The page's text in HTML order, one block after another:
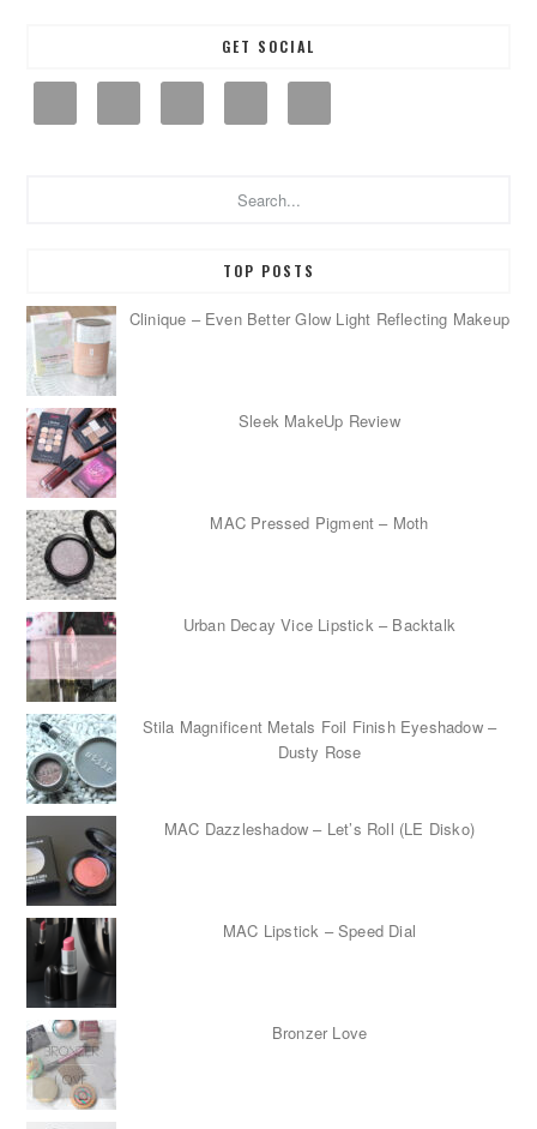
GET SOCIAL
TOP POSTS
Clinique – Even Better Glow Light Reflecting Makeup
Sleek MakeUp Review
MAC Pressed Pigment – Moth
Urban Decay Vice Lipstick – Backtalk
Stila Magnificent Metals Foil Finish Eyeshadow –
Dusty Rose
MAC Dazzleshadow – Let’s Roll (LE Disko)
MAC Lipstick – Speed Dial
Bronzer Love